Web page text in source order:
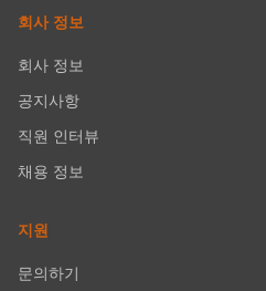
회사 정보
회사 정보
공지사항
직원 인터뷰
채용 정보
지원
문의하기